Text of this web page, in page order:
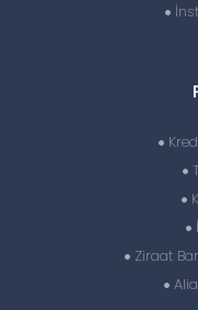
Ziraat